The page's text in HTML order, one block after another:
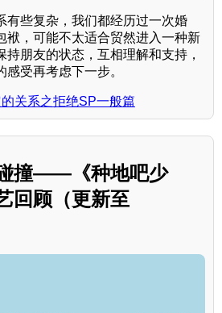
有些复杂，我们都经历过一次婚
袱，可能不太适合贸然进入一种新
持朋友的状态，互相理解和支持，
受再考虑下一步。
关系之拒绝SP一般篇
撞——《种地吧少
回顾（更新至